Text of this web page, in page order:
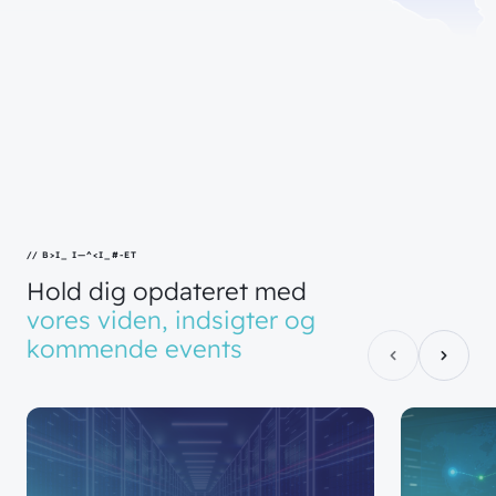
=/ BLIV IN!PIRERET
Hold dig opdateret med
vores viden, indsigter og
kommende events